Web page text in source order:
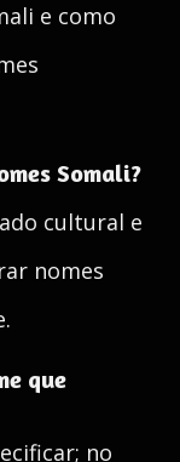
e como
Somali?
cultural e
nomes
que
no